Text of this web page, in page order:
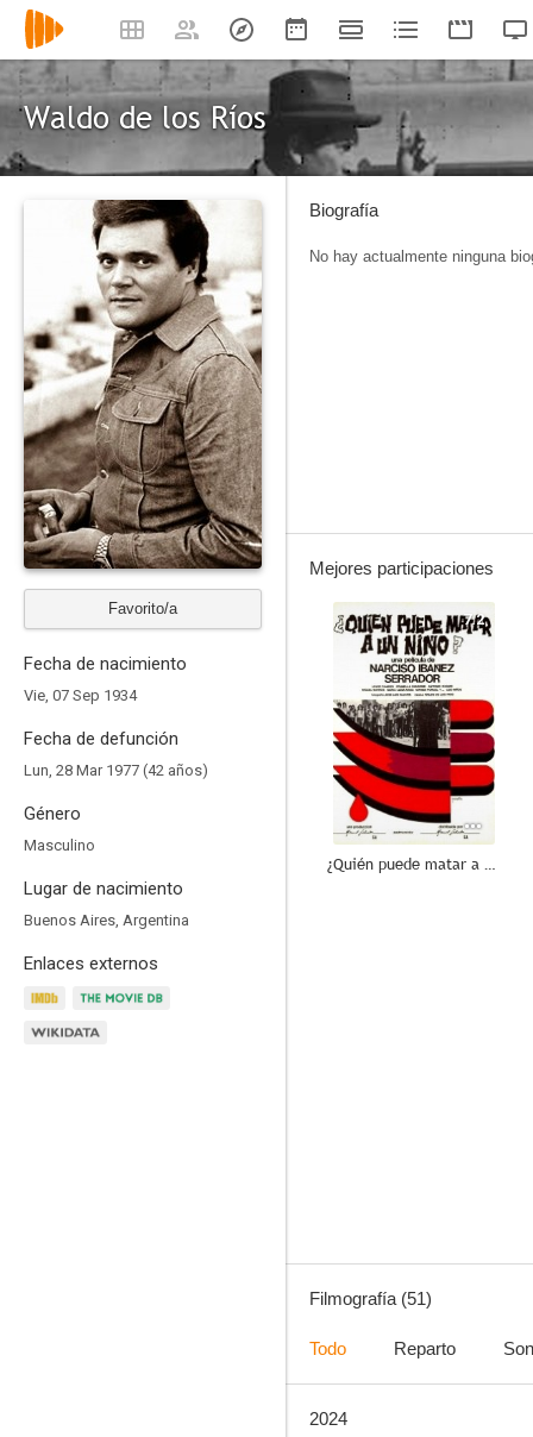
Waldo de los Ríos
Favorito/a
Fecha de nacimiento
Vie, 07 Sep 1934
Fecha de defunción
Lun, 28 Mar 1977 (42 años)
Género
Masculino
Lugar de nacimiento
Buenos Aires, Argentina
Enlaces externos
Biografía
No hay actualmente ninguna
Mejores participaciones
7.2
¿Quién puede matar a un niño?
Historias para no dormir
Filmografía (51)
Todo Reparto
2024